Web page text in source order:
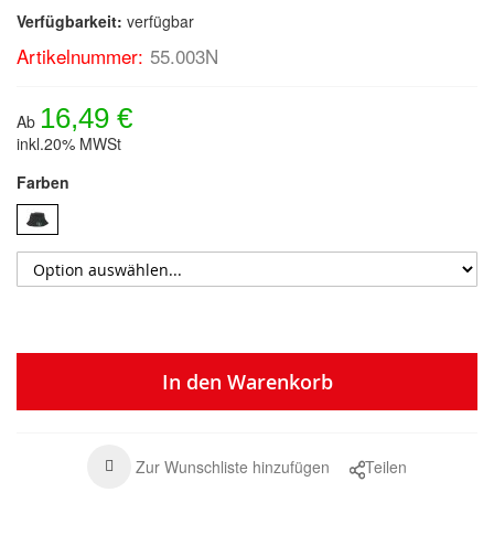
Verfügbarkeit: verfügbar
Artikelnummer: 55.003N
Ab 16,49 €
inkl.20% MWSt
Farben
In den Warenkorb
Zur Wunschliste hinzufügen Teilen